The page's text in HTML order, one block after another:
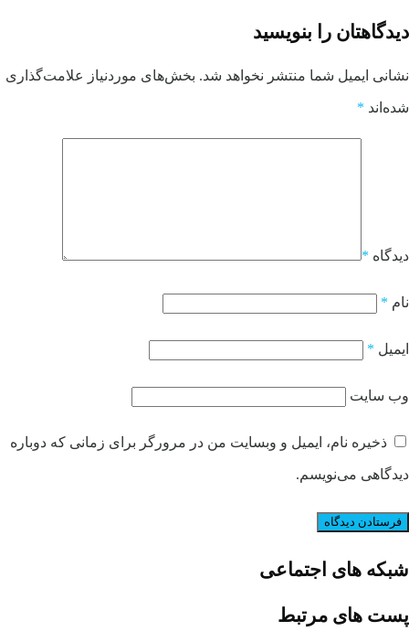
دیدگاهتان را بنویسید
نشانی ایمیل شما منتشر نخواهد شد. بخش‌های موردنیاز علامت‌گذاری
شده‌اند *
دیدگاه *
نام *
ایمیل *
وب‌ سایت
ذخیره نام، ایمیل و وبسایت من در مرورگر برای زمانی که دوباره
دیدگاهی می‌نویسم.
شبکه های اجتماعی
پست های مرتبط